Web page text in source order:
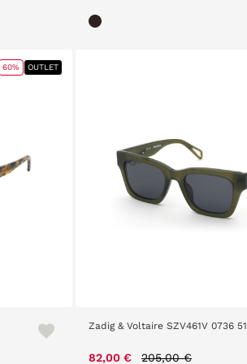
60% OUTLET
Zadig & Voltaire SZV461V 0736 51
82,00 € Price reduced from
205,00 €